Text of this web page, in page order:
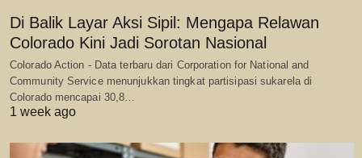
Di Balik Layar Aksi Sipil: Mengapa Relawan
Colorado Kini Jadi Sorotan Nasional
Colorado Action - Data terbaru dari Corporation for National and
Community Service menunjukkan tingkat partisipasi sukarela di
Colorado mencapai 30,8…
1 week ago